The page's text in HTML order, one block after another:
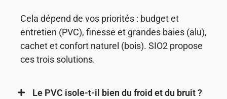
Cela dépend de vos priorités : budget et
entretien (PVC), finesse et grandes baies (alu),
cachet et confort naturel (bois). SIO2 propose
ces trois solutions.
Le PVC isole-t-il bien du froid et du bruit ?